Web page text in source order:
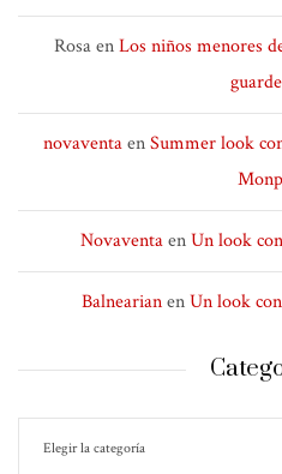
RosaenLos niños menores
novaventaenSummer look
NovaventaenUn look
BalnearianenUn look